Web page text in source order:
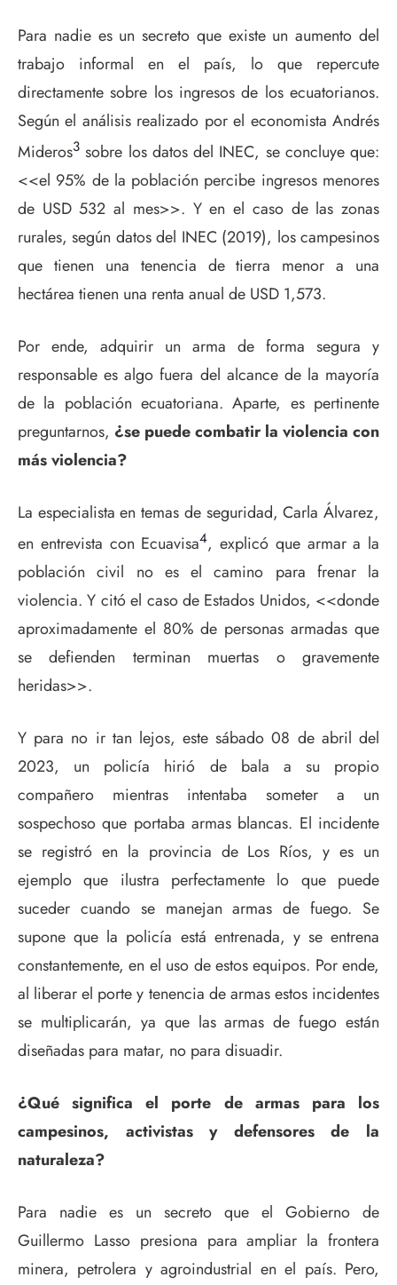
Para nadie es un secreto que existe un aumento del
trabajo informal en el país, lo que repercute
directamente sobre los ingresos de los ecuatorianos.
Según el análisis realizado por el economista Andrés
Mideros3 sobre los datos del INEC, se concluye que:
<<el 95% de la población percibe ingresos menores
de USD 532 al mes>>. Y en el caso de las zonas
rurales, según datos del INEC (2019), los campesinos
que tienen una tenencia de tierra menor a una
hectárea tienen una renta anual de USD 1,573.
Por ende, adquirir un arma de forma segura y
responsable es algo fuera del alcance de la mayoría
de la población ecuatoriana. Aparte, es pertinente
preguntarnos, ¿se puede combatir la violencia con
más violencia?
La especialista en temas de seguridad, Carla Álvarez,
en entrevista con Ecuavisa4, explicó que armar a la
población civil no es el camino para frenar la
violencia. Y citó el caso de Estados Unidos, <<donde
aproximadamente el 80% de personas armadas que
se defienden terminan muertas o gravemente
heridas>>.
Y para no ir tan lejos, este sábado 08 de abril del
2023, un policía hirió de bala a su propio
compañero mientras intentaba someter a un
sospechoso que portaba armas blancas. El incidente
se registró en la provincia de Los Ríos, y es un
ejemplo que ilustra perfectamente lo que puede
suceder cuando se manejan armas de fuego. Se
supone que la policía está entrenada, y se entrena
constantemente, en el uso de estos equipos. Por ende,
al liberar el porte y tenencia de armas estos incidentes
se multiplicarán, ya que las armas de fuego están
diseñadas para matar, no para disuadir.
¿Qué significa el porte de armas para los
campesinos, activistas y defensores de la
naturaleza?
Para nadie es un secreto que el Gobierno de
Guillermo Lasso presiona para ampliar la frontera
minera, petrolera y agroindustrial en el país. Pero,